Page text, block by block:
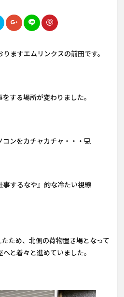
ますエムリンクスの前田です。
する場所が変わりました。
ンをカチャカチャ・・・💻
事するなや』的な冷たい視線
ため、北側の荷物置き場となって
と着々と進めていました。